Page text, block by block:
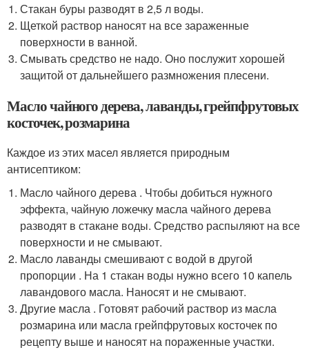
Стакан буры разводят в 2,5 л воды.
Щеткой раствор наносят на все зараженные
поверхности в ванной.
Смывать средство не надо. Оно послужит хорошей
защитой от дальнейшего размножения плесени.
Масло чайного дерева, лаванды, грейпфрутовых
косточек, розмарина
Каждое из этих масел является природным
антисептиком:
Масло чайного дерева . Чтобы добиться нужного
эффекта, чайную ложечку масла чайного дерева
разводят в стакане воды. Средство распыляют на все
поверхности и не смывают.
Масло лаванды смешивают с водой в другой
пропорции . На 1 стакан воды нужно всего 10 капель
лавандового масла. Наносят и не смывают.
Другие масла . Готовят рабочий раствор из масла
розмарина или масла грейпфрутовых косточек по
рецепту выше и наносят на пораженные участки.